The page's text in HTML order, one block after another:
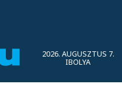
2026. AUGUSZTUS 7.
IBOLYA